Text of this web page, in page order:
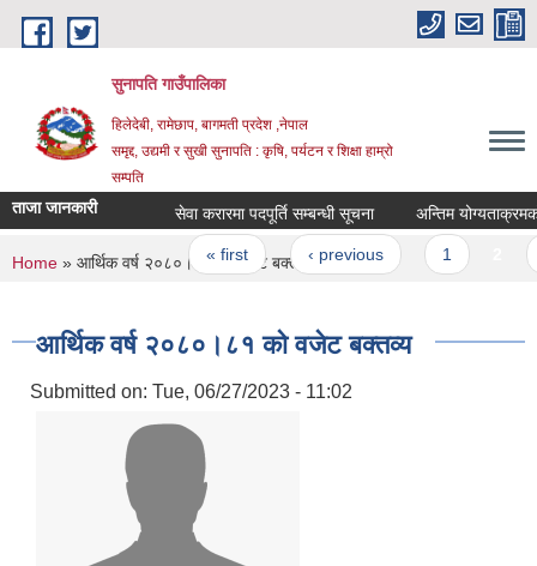
Skip to main content
सुनापति गाउँपालिका
हिलेदेबी, रामेछाप, बागमती प्रदेश ,नेपाल
समृद्द, उद्यमी र सुखी सुनापति : कृषि, पर्यटन र शिक्षा हाम्रो
सम्पति
ताजा जानकारी सेवा करारमा पदपूर्ति सम्बन्धी सूचना अन्तिम योग्यताक्रमको
Pages
« first ‹ previous
You are here
Home » आर्थिक वर्ष २०८०।८१ को वजेट बक्तव्य
आर्थिक वर्ष २०८०।८१ को वजेट बक्तव्य
Submitted on: Tue, 06/27/2023 - 11:02